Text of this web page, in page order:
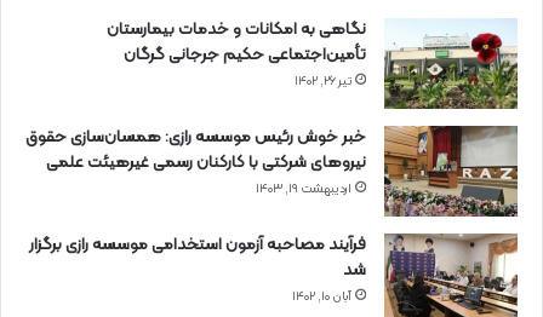
نگاهی به امکانات و خدمات بیمارستان
تأمین‌اجتماعی حکیم جرجانی گرگان
تیر ۲۶, ۱۴۰۲
خبر خوش رئیس موسسه رازی: همسان‌سازی حقوق
نیروهای شرکتی با کارکنان رسمی غیرهیئت علمی
اردیبهشت ۱۹, ۱۴۰۳
فرآیند مصاحبه آزمون استخدامی موسسه رازی برگزار
شد
آبان ۱۰, ۱۴۰۲